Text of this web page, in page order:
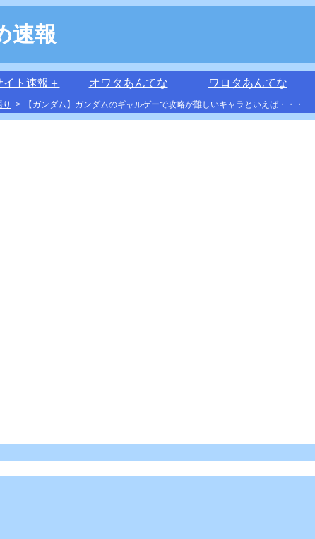
速報
イト速報＋ オワタあんてな ワロタあんてな
> 【ガンダム】ガンダムのギャルゲーで攻略が難しいキャラといえば・・・